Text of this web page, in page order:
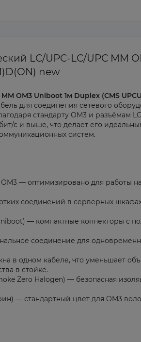
LC/UPC-LC/UPC MM
new
OM3 Uniboot 1м Duplex (CMS
для соединения сетевого
стандарту OM3 и разъёмам
с и выше, что делает его
систем.
— оптимизировано для работы на
соединений в серверных
— компактные коннекторы с
соединение для
в одном кабеле, что уменьшает
в стойке.
Zero Halogen) — безопасная
— стандартный цвет для OM3